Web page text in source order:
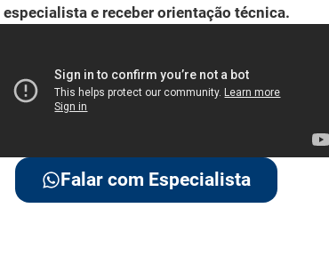
especialista e receber orientação técnica.
Falar com Especialista